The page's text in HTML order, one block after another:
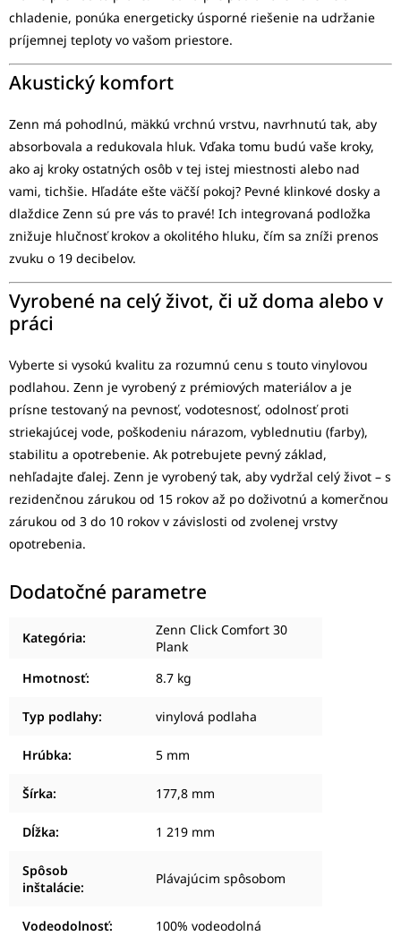
chladenie, ponúka energeticky úsporné riešenie na udržanie
príjemnej teploty vo vašom priestore.
Akustický komfort
Zenn má pohodlnú, mäkkú vrchnú vrstvu, navrhnutú tak, aby
absorbovala a redukovala hluk. Vďaka tomu budú vaše kroky,
ako aj kroky ostatných osôb v tej istej miestnosti alebo nad
vami, tichšie. Hľadáte ešte väčší pokoj? Pevné klinkové dosky a
dlaždice Zenn sú pre vás to pravé! Ich integrovaná podložka
znižuje hlučnosť krokov a okolitého hluku, čím sa zníži prenos
zvuku o 19 decibelov.
Vyrobené na celý život, či už doma alebo v
práci
Vyberte si vysokú kvalitu za rozumnú cenu s touto vinylovou
podlahou. Zenn je vyrobený z prémiových materiálov a je
prísne testovaný na pevnosť, vodotesnosť, odolnosť proti
striekajúcej vode, poškodeniu nárazom, vyblednutiu (farby),
stabilitu a opotrebenie. Ak potrebujete pevný základ,
nehľadajte ďalej. Zenn je vyrobený tak, aby vydržal celý život – s
rezidenčnou zárukou od 15 rokov až po doživotnú a komerčnou
zárukou od 3 do 10 rokov v závislosti od zvolenej vrstvy
opotrebenia.
Dodatočné parametre
Kategória:
Zenn Click Comfort 30
Plank
Hmotnosť: 8.7 kg
Typ podlahy: vinylová podlaha
Hrúbka: 5 mm
Šírka: 177,8 mm
Dĺžka: 1 219 mm
Spôsob
inštalácie:
Plávajúcim spôsobom
Vodeodolnosť: 100% vodeodolná